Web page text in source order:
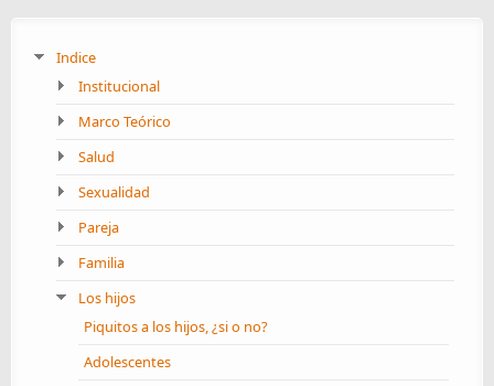
Indice
Institucional
Marco Teórico
Salud
Sexualidad
Pareja
Familia
Los hijos
Piquitos a los hijos, ¿si o no?
Adolescentes